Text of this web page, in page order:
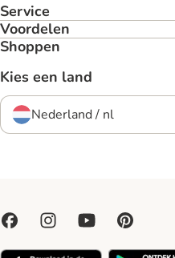
Service
Voordelen
Shoppen
Kies een land
Nederland / nl